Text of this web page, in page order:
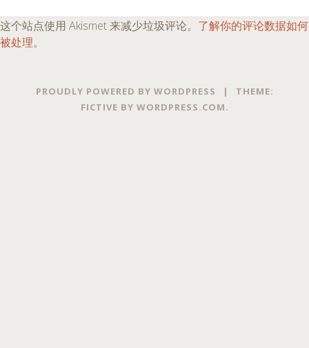
这个站点使用 Akismet 来减少垃圾评论。 了解你的评论数据如何
被处理。
PROUDLY POWERED BY WORDPRESS |
THEME:
FICTIVE BY WORDPRESS.COM.